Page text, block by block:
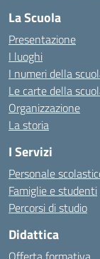
La Scuola
Presentazione
I luoghi
I numeri della
Le carte della
Organizzazione
La storia
I Servizi
Personale
Famiglie e studenti
Percorsi di studio
Didattica